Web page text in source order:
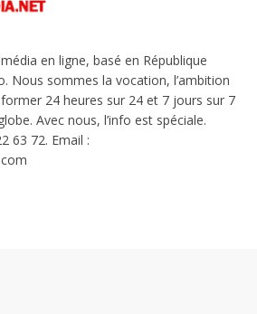
en ligne, basé en République
Nous sommes la vocation, l’ambition
24 heures sur 24 et 7 jours sur 7
Avec nous, l’info est spéciale.
63 72. Email :